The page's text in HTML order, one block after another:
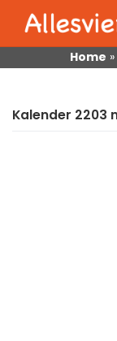
content
Home »
Kalender 2203